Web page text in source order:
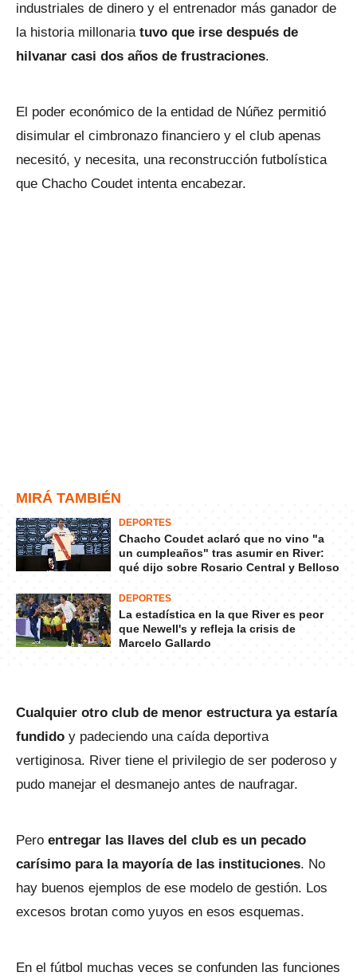
industriales de dinero y el entrenador más ganador de
la historia millonaria tuvo que irse después de
hilvanar casi dos años de frustraciones.
El poder económico de la entidad de Núñez permitió
disimular el cimbronazo financiero y el club apenas
necesitó, y necesita, una reconstrucción futbolística
que Chacho Coudet intenta encabezar.
MIRÁ TAMBIÉN
DEPORTES
Chacho Coudet aclaró que no vino "a
un cumpleaños" tras asumir en River:
qué dijo sobre Rosario Central y Belloso
DEPORTES
La estadística en la que River es peor
que Newell's y refleja la crisis de
Marcelo Gallardo
Cualquier otro club de menor estructura ya estaría
fundido y padeciendo una caída deportiva
vertiginosa. River tiene el privilegio de ser poderoso y
pudo manejar el desmanejo antes de naufragar.
Pero entregar las llaves del club es un pecado
carísimo para la mayoría de las instituciones. No
hay buenos ejemplos de ese modelo de gestión. Los
excesos brotan como yuyos en esos esquemas.
En el fútbol muchas veces se confunden las funciones